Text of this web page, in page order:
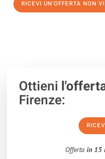
RICEVI UN'OFFERTA NON
Ottieni
Firenze:
Offerta in 15